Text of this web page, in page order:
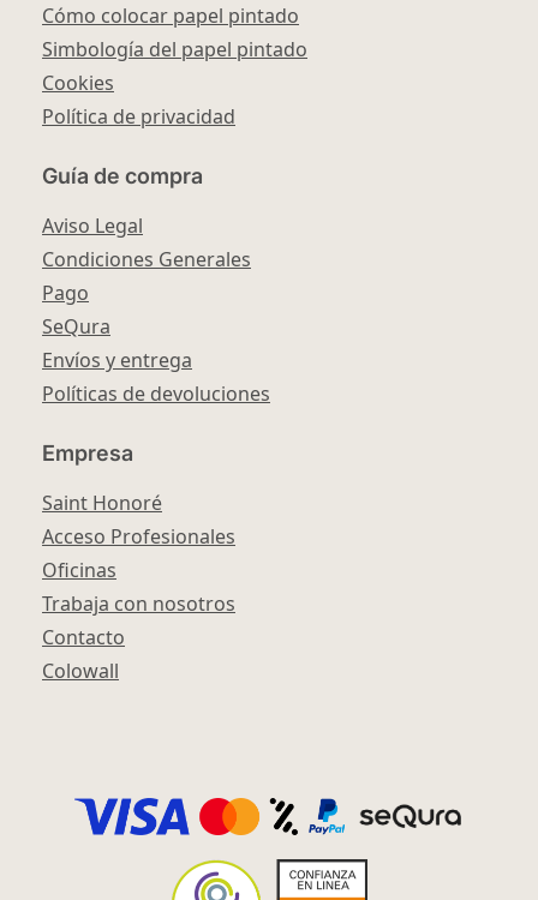
Cómo colocar papel pintado
Simbología del papel pintado
Cookies
Política de privacidad
Guía de compra
Aviso Legal
Condiciones Generales
Pago
SeQura
Envíos y entrega
Políticas de devoluciones
Empresa
Saint Honoré
Acceso Profesionales
Oficinas
Trabaja con nosotros
Contacto
Colowall